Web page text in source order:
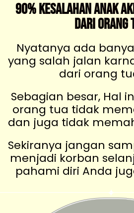
90% Kesalahan Anak
Dari Orang
Nyatanya ada
yang salah jalan
dari orang
Sebagian besar, Hal
orang tua tidak
dan juga tidak
Sekiranya jangan
menjadi korban
pahami diri Anda